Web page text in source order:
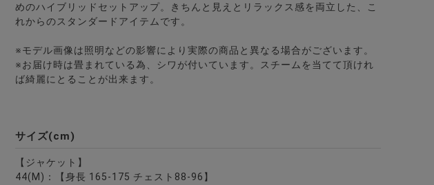
/全9色
ンリネンホリゾンタルカラー7分袖カプリシャツ/全8色
めのハイブリッドセットアップ。きちんと見えとリラックス感を両立した、こ
れからのスタンダードアイテムです。
※モデル画像は照明などの影響により実際の商品と異なる場合がございます。
※お届け時は畳まれている為、シワが付いています。スチームを当てて頂けれ
ば綺麗にとることが出来ます。
サイズ(cm)
【ジャケット】
44(M)：【身長 165-175 チェスト88-96】